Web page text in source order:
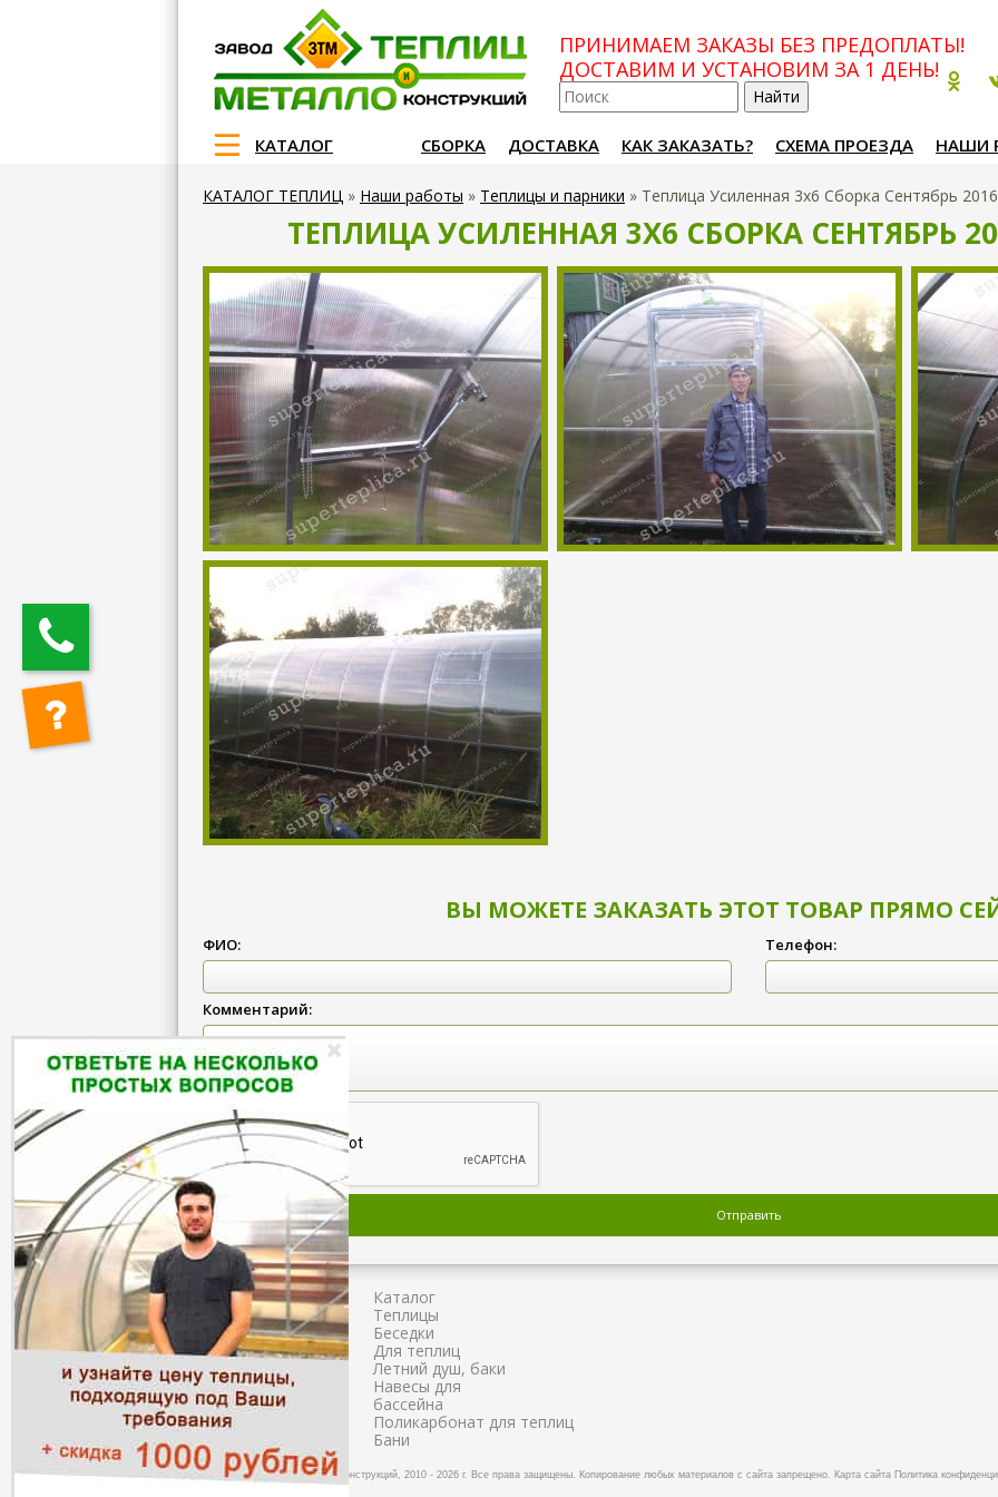
ПРИНИМАЕМ ЗАКАЗЫ БЕЗ ПРЕДОПЛАТЫ!
ДОСТАВИМ И УСТАНОВИМ ЗА 1 ДЕНЬ!
КАТАЛОГ СБОРКА ДОСТАВКА КАК ЗАКАЗАТЬ? СХЕМА ПРОЕЗДА НАШИ
КАТАЛОГ ТЕПЛИЦ » Наши работы » Теплицы и парники » Теплица Усиленная 3х6 Сборка Сентябрь
ТЕПЛИЦА УСИЛЕННАЯ 3Х6 СБОРКА СЕНТЯБРЬ
ВЫ МОЖЕТЕ ЗАКАЗАТЬ ЭТОТ ТОВАР ПРЯМО
ФИО: Телефон:
Комментарий:
Главная
Сборка
Доставка
Как заказать?
Схема проезда
Наши работы
Полезное
Отзывы
Каталог
Теплицы
Беседки
Для теплиц
Летний душ, баки
Навесы для
бассейна
Поликарбонат для теплиц
Бани
© Завод теплиц и металлоконструкций, 2010 - 2026 г. Все права защищены. Копирование любых материалов с сайта запрещено. Карта сайта Политика